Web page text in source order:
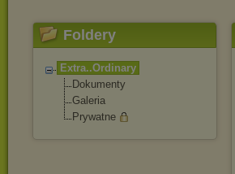
Foldery
Extra..Ordinary
Dokumenty
Galeria
Prywatne